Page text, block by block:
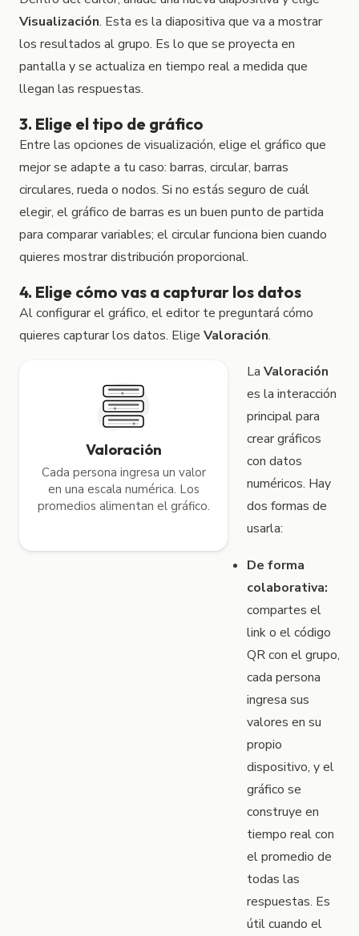
Visualización. Esta es la diapositiva que va a mostrar
los resultados al grupo. Es lo que se proyecta en
pantalla y se actualiza en tiempo real a medida que
llegan las respuestas.
3. Elige el tipo de gráfico
Entre las opciones de visualización, elige el gráfico que
mejor se adapte a tu caso: barras, circular, barras
circulares, rueda o nodos. Si no estás seguro de cuál
elegir, el gráfico de barras es un buen punto de partida
para comparar variables; el circular funciona bien cuando
quieres mostrar distribución proporcional.
4. Elige cómo vas a capturar los datos
Al configurar el gráfico, el editor te preguntará cómo
quieres capturar los datos. Elige Valoración.
Valoración
Cada persona ingresa un valor
en una escala numérica. Los
promedios alimentan el gráfico.
La Valoración
es la interacción
principal para
crear gráficos
con datos
numéricos. Hay
dos formas de
usarla:
De forma
colaborativa:
compartes el
link o el código
QR con el grupo,
cada persona
ingresa sus
valores en su
propio
dispositivo, y el
gráfico se
construye en
tiempo real con
el promedio de
todas las
respuestas. Es
útil cuando el